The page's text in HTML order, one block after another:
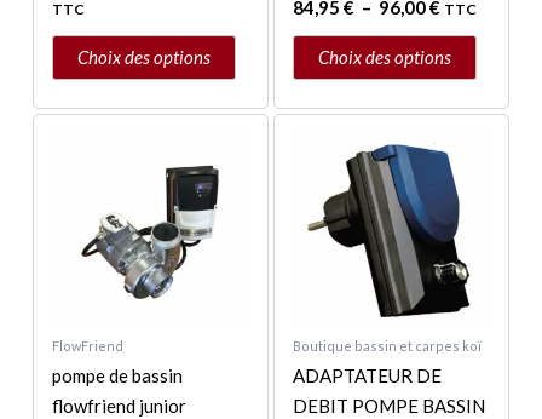
TTC
Choix des options
la
page
du
84,95 € – 96,00€ TTC
Choix des options
la
page
du
FlowFriend
pompe de bassin
flowfriend junior
Boutique bassin et carpes koï
ADAPTATEUR DE
DEBIT POMPE BASSIN